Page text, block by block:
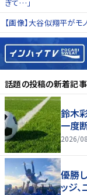
ぎて…」
【画像】大谷似翔平が
話題の投稿の新着記事
鈴木
一度
2026/
優勝
ッジ、